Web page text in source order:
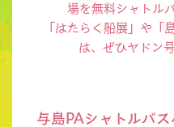
場を無料シャトル
「はたらく船展」や「
は、ぜひヤドン
与島PAシャトルバス